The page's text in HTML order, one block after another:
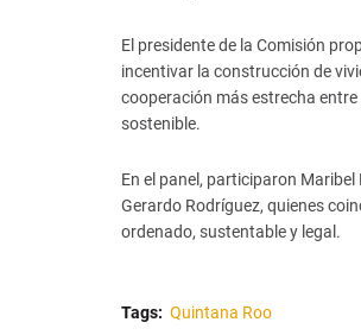
El presidente de la Comisión
incentivar la construcción de
cooperación más estrecha
sostenible.
En el panel, participaron
Gerardo Rodríguez, quienes
ordenado, sustentable y legal.
Tags: Quintana Roo